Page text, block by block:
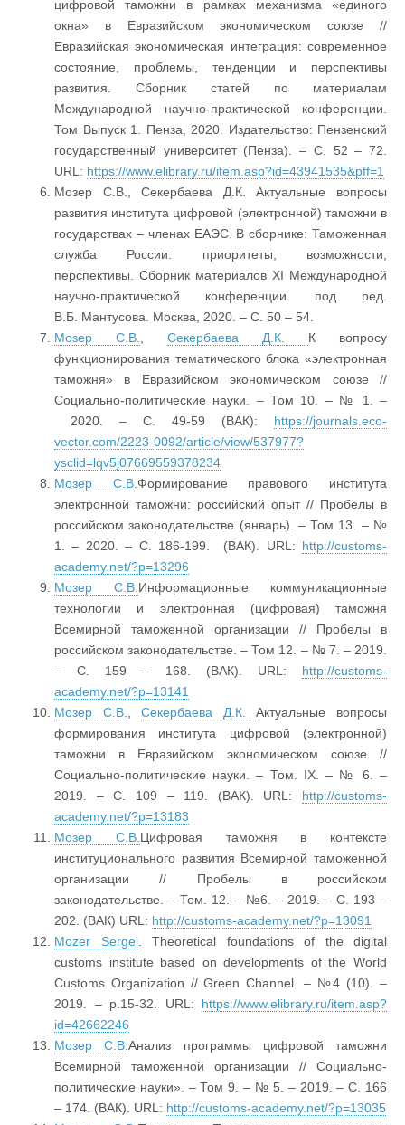
цифровой таможни в рамках механизма «единого
окна» в Евразийском экономическом союзе //
Евразийская экономическая интеграция: современное
состояние, проблемы, тенденции и перспективы
развития. Сборник статей по материалам
Международной научно‐практической конференции.
Том Выпуск 1. Пенза, 2020. Издательство: Пензенский
государственный университет (Пенза). – С. 52 – 72.
URL: https://www.elibrary.ru/item.asp?id=43941535&pff=1
Мозер С.В., Секербаева Д.К. Актуальные вопросы
развития института цифровой (электронной) таможни в
государствах – членах ЕАЭС. В сборнике: Таможенная
служба России: приоритеты, возможности,
перспективы. Сборник материалов XI Международной
научно-практической конференции. под ред.
В.Б. Мантусова. Москва, 2020. – С. 50 – 54.
Мозер С.В.
Секербаева Д.К. К вопросу
функционирования тематического блока «электронная
таможня» в Евразийском экономическом союзе //
Социально-политические науки. – Том 10. – № 1. –
2020. – С. 49-59 (ВАК): https://journals.eco-
vector.com/2223-0092/article/view/537977?
ysclid=lqv5j07669559378234
Мозер С.В. Формирование правового института
электронной таможни: российский опыт // Пробелы в
российском законодательстве (январь). – Том 13. – №
1. – 2020. – С. 186-199. (ВАК). URL: http://customs-
academy.net/?p=13296
Мозер С.В. Информационные коммуникационные
технологии и электронная (цифровая) таможня
Всемирной таможенной организации // Пробелы в
российском законодательстве. – Том 12. – № 7. – 2019.
– С. 159 – 168. (ВАК). URL: http://customs-
academy.net/?p=13141
Мозер С.В.
,Секербаева Д.К.Актуальные вопросы
формирования института цифровой (электронной)
таможни в Евразийском экономическом союзе //
Социально-политические науки. – Том. IX. – № 6. –
2019. – C. 109 – 119. (ВАК). URL: http://customs-
academy.net/?p=13183
Мозер С.В. Цифровая таможня в контексте
институционального развития Всемирной таможенной
организации // Пробелы в российском
законодательстве. – Том. 12. – №6. – 2019. – С. 193 –
202. (ВАК) URL: http://customs-academy.net/?p=13091
Mozer Sergei. Theoretical foundations of the digital
customs institute based on developments of the World
Customs Organization // Green Channel. – №4 (10). –
2019. – p.15-32. URL: https://www.elibrary.ru/item.asp?
id=42662246
Мозер С.В.Анализ программы цифровой таможни
Всемирной таможенной организации // Социально-
политические науки». – Том 9. – № 5. – 2019. – С. 166
– 174. (ВАК). URL: http://customs-academy.net/?p=13035